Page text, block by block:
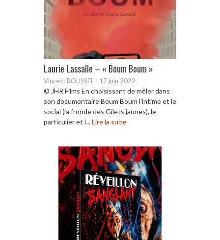
Laurie Lassalle – « Boum Boum »
Vincent ROUSSEL - 17 juin 2022
© JHR Films En choisissant de mêler dans
son documentaire Boum Boum l’intime et le
social (la fronde des Gilets jaunes), le
particulier et l...Lire la suite